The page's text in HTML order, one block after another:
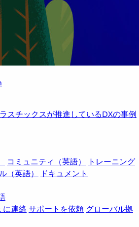
スチックスが推進しているDXの事例
コミュニティ（英語）
トレーニング
（英語）
ドキュメント
に連絡サポートを依頼 グローバル拠